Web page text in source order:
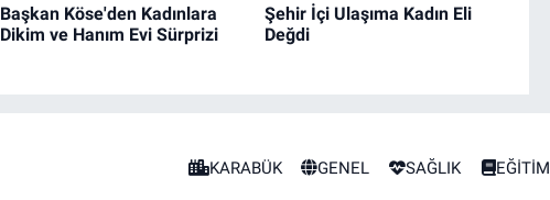
Başkan Köse'den Kadınlara
Dikim ve Hanım Evi Sürprizi
Şehir İçi Ulaşıma Kadın Eli
Değdi
KARABÜK GENEL SAĞLIK EĞİTİM